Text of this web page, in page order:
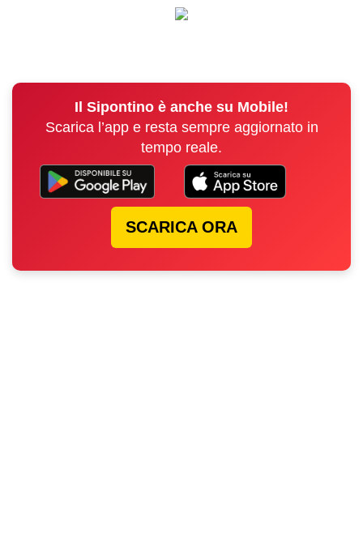
Il Sipontino è anche su Mobile!
Scarica l’app e resta sempre aggiornato in
tempo reale.
SCARICA ORA